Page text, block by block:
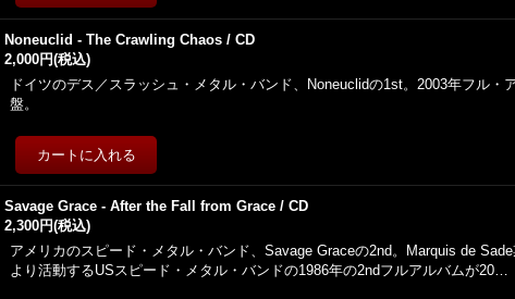
Noneuclid - The Crawling Chaos / CD
2,000円(税込)
ドイツのデス／スラッシュ・メタル・バンド、Noneuclidの1st。2003年フル・
盤。
Savage Grace - After the Fall from Grace / CD
2,300円(税込)
アメリカのスピード・メタル・バンド、Savage Graceの2nd。Marquis de
より活動するUSスピード・メタル・バンドの1986年の2ndフルアルバムが20…